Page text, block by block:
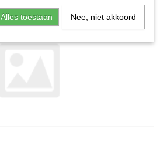
Alles toestaan Nee, niet akkoord